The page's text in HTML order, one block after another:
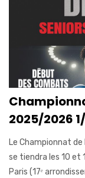
2025/2026 1/
Le Championnat
se tiendra les 10 et
Paris (17ᵉ